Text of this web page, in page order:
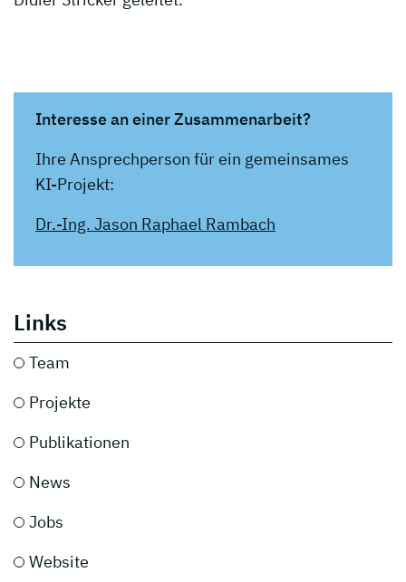
Interesse an einer Zusammenarbeit?
Ihre Ansprechperson für ein gemeinsames
KI-Projekt:
Dr.-Ing. Jason Raphael Rambach
Links
Team
Projekte
Publikationen
News
Jobs
Website